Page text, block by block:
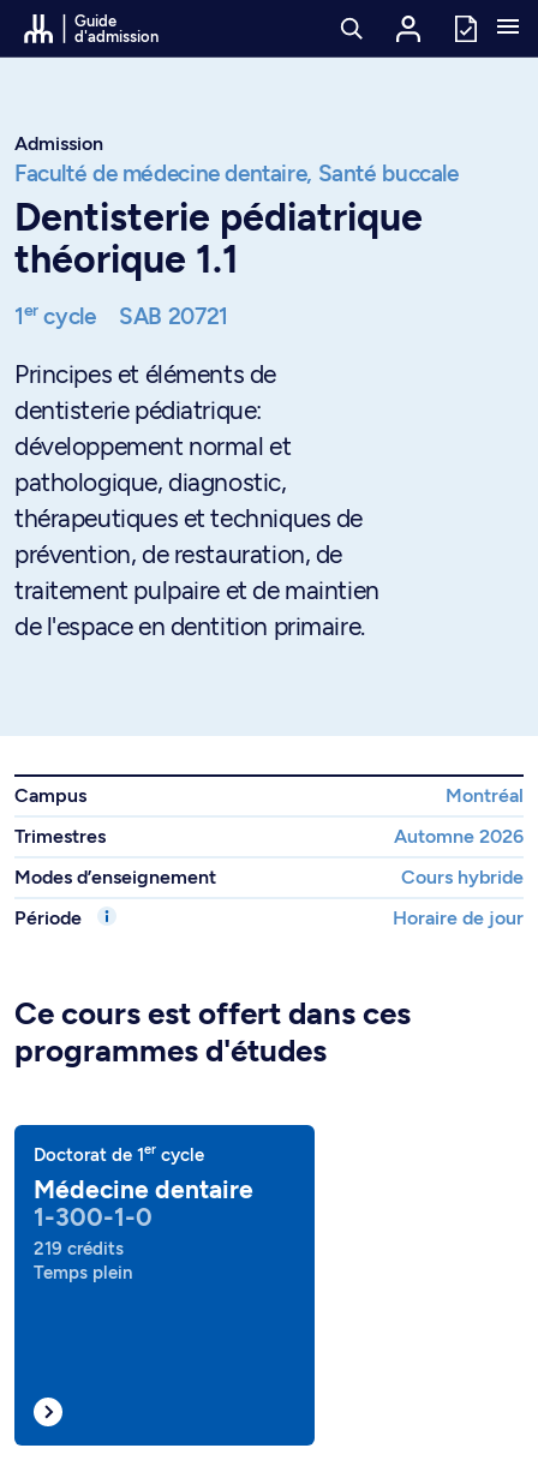
Passer au contenu
Guide
d'admission
Admission
Faculté de médecine dentaire, Santé buccale
Dentisterie pédiatrique
théorique 1.1
1ercycle SAB 20721
Principes et éléments de
dentisterie pédiatrique:
développement normal et
pathologique, diagnostic,
thérapeutiques et techniques de
prévention, de restauration, de
traitement pulpaire et de maintien
de l'espace en dentition primaire.
Campus
Montréal
Trimestres
Automne 2026
Modes d’enseignement
Cours hybride
Période
Horaire de jour
Ce cours est offert dans ces
programmes d'études
Doctorat de 1er cycle
Médecine dentaire
1-300-1-0
219 crédits
Temps plein